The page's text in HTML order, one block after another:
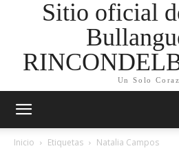
Sitio oficial
Un Solo
Inicio Etiquetas Natalia Campos